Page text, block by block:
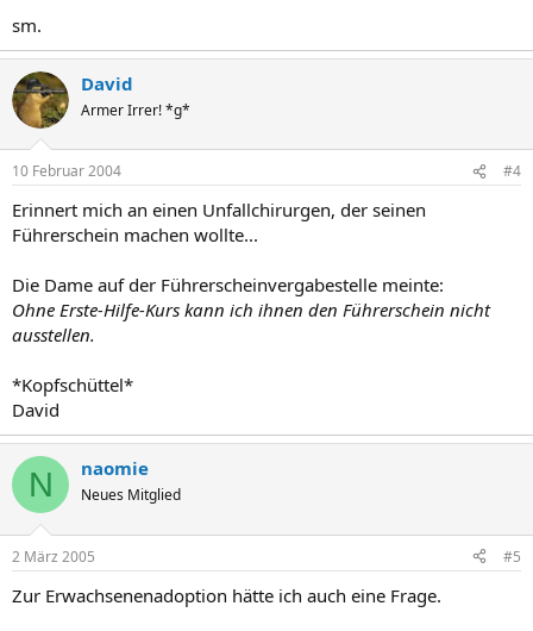
sm.
David
Armer Irrer! *g*
10 Februar 2004 #4
Erinnert mich an einen Unfallchirurgen, der seinen
Führerschein machen wollte...
Die Dame auf der Führerscheinvergabestelle meinte:
Ohne Erste-Hilfe-Kurs kann ich ihnen den Führerschein nicht
ausstellen.
*Kopfschüttel*
David
N naomie
Neues Mitglied
2 März 2005 #5
Zur Erwachsenenadoption hätte ich auch eine Frage.